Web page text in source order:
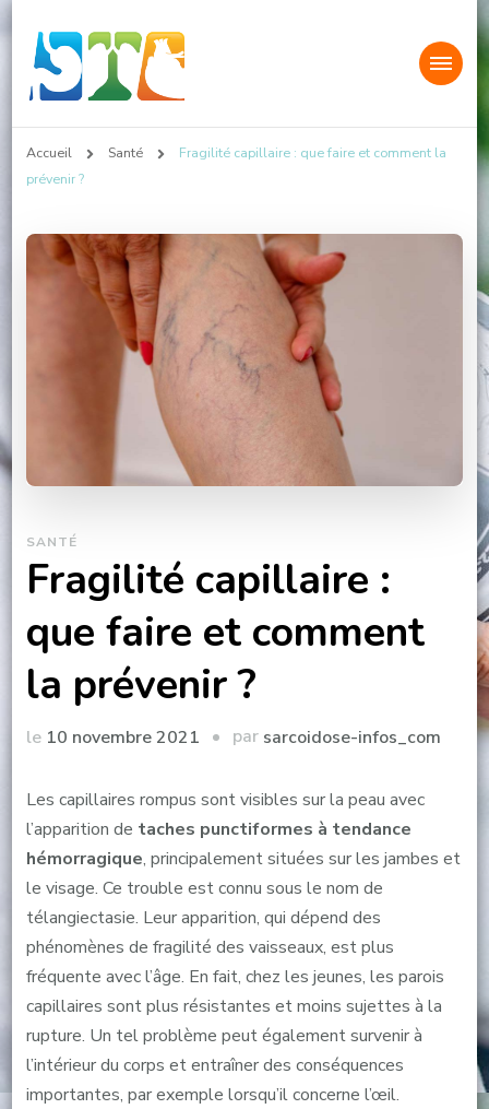
Sarcoidose Infos
Accueil Santé
Fragilité capillaire : que faire et comment la
prévenir ?
SANTÉ
Fragilité capillaire :
que faire et comment
la prévenir ?
le 10 novembre 2021 par sarcoidose-infos_com
Les capillaires rompus sont visibles sur la peau avec
l’apparition de taches punctiformes à tendance
hémorragique, principalement situées sur les jambes et
le visage. Ce trouble est connu sous le nom de
télangiectasie. Leur apparition, qui dépend des
phénomènes de fragilité des vaisseaux, est plus
fréquente avec l’âge. En fait, chez les jeunes, les parois
capillaires sont plus résistantes et moins sujettes à la
rupture. Un tel problème peut également survenir à
l’intérieur du corps et entraîner des conséquences
importantes, par exemple lorsqu’il concerne l’œil.